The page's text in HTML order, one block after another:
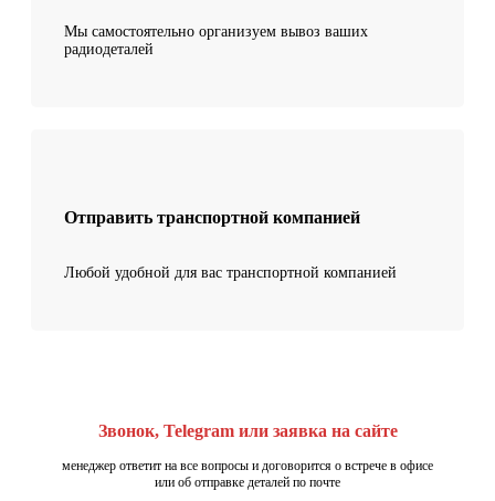
Мы самостоятельно организуем вывоз ваших
радиодеталей
Отправить транспортной компанией
Любой удобной для вас транспортной компанией
Звонок, Telegram или заявка на сайте
менеджер ответит на все вопросы и договорится о встрече в офисе
или об отправке деталей по почте